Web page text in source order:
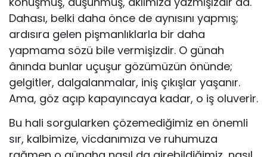
Dahası, belki daha önce de aynısını yapmış;
ardısıra gelen pişmanlıklarla bir daha
yapmama sözü bile vermişizdir. O günah
ânında bunlar uçuşur gözümüzün önünde;
gelgitler, dalgalanmalar, iniş çıkışlar yaşanır.
Ama, göz açıp kapayıncaya kadar, o iş oluverir.
Bu hali sorgularken çözemediğimiz en önemli
sır, kalbimize, vicdanımıza ve ruhumuza